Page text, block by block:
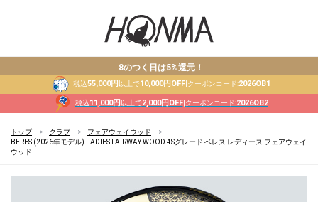
8のつく日は5%還元！
税込55,000円 以上で10,000円OFF|クーポンコード:2026OB1
税込11,000円 以上で2,000円OFF|クーポンコード:2026OB2
トップ クラブ
フェアウェイウッド
BERES (2026年モデル) LADIES FAIRWAY WOOD 4Sグレード ベレス レディース フェアウェイ
ウッド